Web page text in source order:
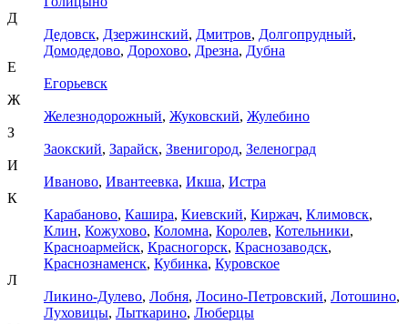
Д
Дедовск, Дзержинский, Дмитров, Долгопрудный,
Домодедово, Дорохово, Дрезна, Дубна
Е
Егорьевск
Ж
Железнодорожный, Жуковский, Жулебино
З
Заокский, Зарайск, Звенигород, Зеленоград
И
Иваново, Ивантеевка, Икша, Истра
К
Карабаново, Кашира, Киевский, Киржач, Климовск,
Клин, Кожухово, Коломна, Королев, Котельники,
Красноармейск, Красногорск, Краснозаводск,
Краснознаменск, Кубинка, Куровское
Л
Ликино-Дулево, Лобня, Лосино-Петровский, Лотошино,
Луховицы, Лыткарино, Люберцы